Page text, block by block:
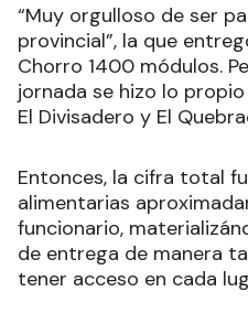
“Muy orgulloso de ser
provincial”, la que
Chorro 1400 módulos.
jornada se hizo lo
El Divisadero y El
Entonces, la cifra total
alimentarias
funcionario,
de entrega de manera
tener acceso en cada